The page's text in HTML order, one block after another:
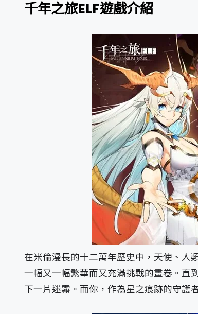
千年之旅ELF遊戲介紹
在米倫漫長的十二萬年歷史中，天使、人
一幅又一幅繁華而又充滿挑戰的畫卷。直
下一片迷霧。而你，作為星之痕跡的守護